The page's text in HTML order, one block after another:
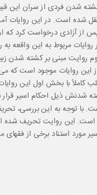
شدن فردی از سران این
شده است. در این روایات
آزادی درخواست کرد که
مربوط به این واقعه
مبنی بر کشته شدن
از این روایات موجود است
کاملاً با بخش اول این
شدنش ذیل احکام اسیر قرار
توجه به این بررسی،
این روایت تحریف شده
استناد برخی از فقهای